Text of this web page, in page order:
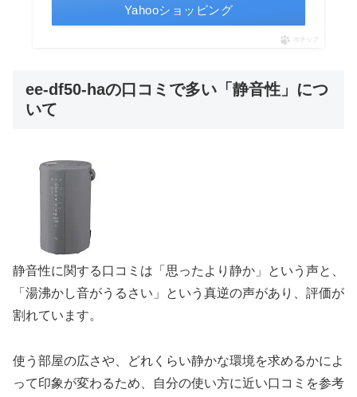
Yahooショッピング
ポチップ
ee-df50-haの口コミで多い「静音性」につ
いて
静音性に関する口コミは「思ったより静か」という声と、
「湯沸かし音がうるさい」という真逆の声があり、評価が
割れています。
使う部屋の広さや、どれくらい静かな環境を求めるかによ
って印象が変わるため、自分の使い方に近い口コミを参考